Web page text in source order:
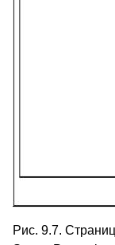
Рис. 9.7.